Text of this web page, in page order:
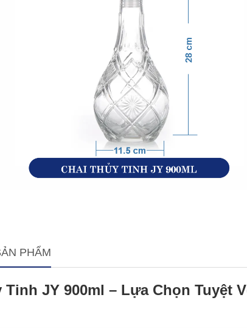
PHẨM
Tinh JY 900ml – Lựa Chọn Tuyệt